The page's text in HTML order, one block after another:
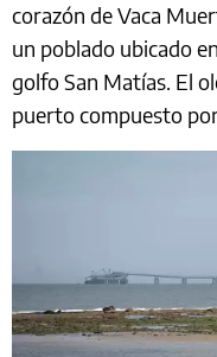
corazón de Vaca
un poblado ubicado
golfo San Matías. El
puerto compuesto